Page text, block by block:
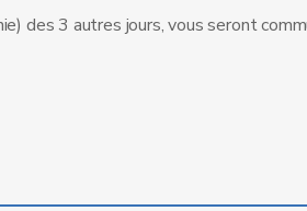
des 3 autres jours, vous seront